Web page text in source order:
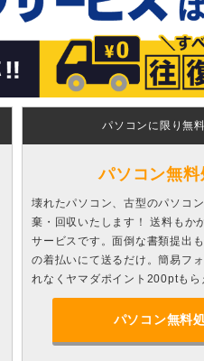
パソコンに限り無
パソコン無
壊れたパソコン、古型のパソコ
棄・回収いたします！ 送料もか
サービスです。面倒な書類提出
の着払いにて送るだけ。簡易フ
れなくヤマダポイント200ptもら
パソコン無料